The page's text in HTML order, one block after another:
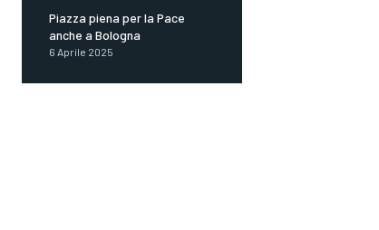
Piazza piena per la Pace
anche a Bologna
6 Aprile 2025